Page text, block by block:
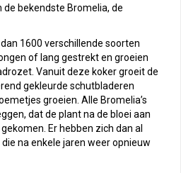
bekendste Bromelia, de
1600 verschillende soorten
of lang gestrekt en groeien
Vanuit deze koker groeit de
gekleurde schutbladeren
groeien. Alle Bromelia’s
dat de plant na de bloei aan
Er hebben zich dan al
na enkele jaren weer opnieuw